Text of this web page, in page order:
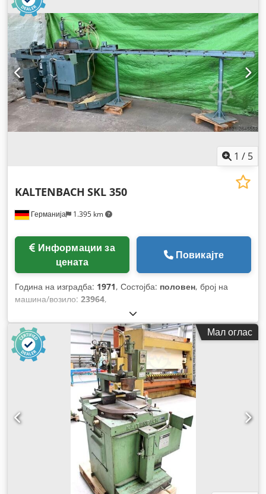
1 / 5
Германија 1.395 km
KALTENBACH SKL 350
цената
Повикајте
Година на изградба: 1971, Состојба: половен, број на
машина/возило: 23964,
Мал оглас